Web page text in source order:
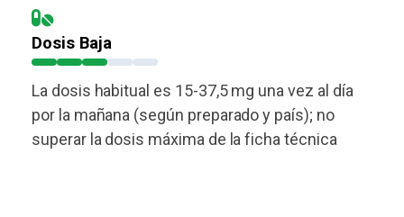
Dosis Baja
La dosis habitual es 15-37,5 mg una vez al día
por la mañana (según preparado y país); no
superar la dosis máxima de la ficha técnica